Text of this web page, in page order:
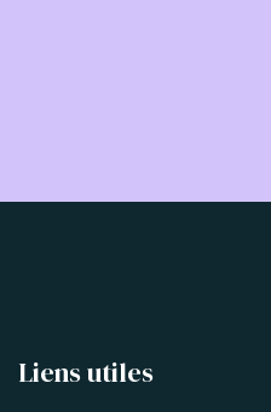
Liens utiles